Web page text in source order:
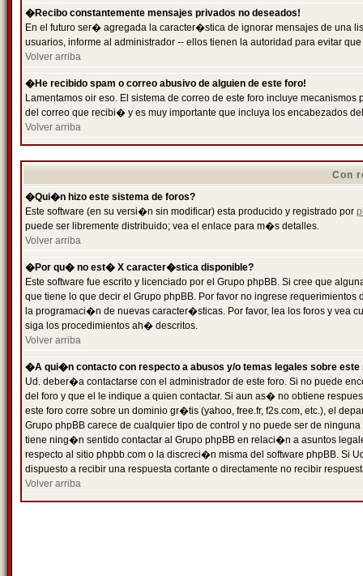
�Recibo constantemente mensajes privados no deseados!
En el futuro ser� agregada la caracter�stica de ignorar mensajes de una
usuarios, informe al administrador -- ellos tienen la autoridad para evitar
Volver arriba
�He recibido spam o correo abusivo de alguien de este foro!
Lamentamos oir eso. El sistema de correo de este foro incluye
del correo que recibi� y es muy importante que incluya los encabezados
Volver arriba
Con
�Qui�n hizo este sistema de foros?
Este software (en su versi�n sin modificar) esta producido y registrado por
puede ser libremente distribuido; vea el enlace para m�s detalles.
Volver arriba
�Por qu� no est� X caracter�stica disponible?
Este software fue escrito y licenciado por el Grupo phpBB. Si cree que
que tiene lo que decir el Grupo phpBB. Por favor no ingrese
la programaci�n de nuevas caracter�sticas. Por favor, lea los foros y vea
siga los procedimientos ah� descritos.
Volver arriba
�A qui�n contacto con respecto a abusos y/o temas legales sobre este
Ud. deber�a contactarse con el administrador de este foro. Si no puede
del foro y que el le indique a quien contactar. Si aun as� no obtiene
este foro corre sobre un dominio gr�tis (yahoo, free.fr, f2s.com, etc.), el
Grupo phpBB carece de cualquier tipo de control y no puede ser de
tiene ning�n sentido contactar al Grupo phpBB en relaci�n a asuntos
respecto al sitio phpbb.com o la discreci�n misma del software phpBB. Si
dispuesto a recibir una respuesta cortante o directamente no recibir
Volver arriba